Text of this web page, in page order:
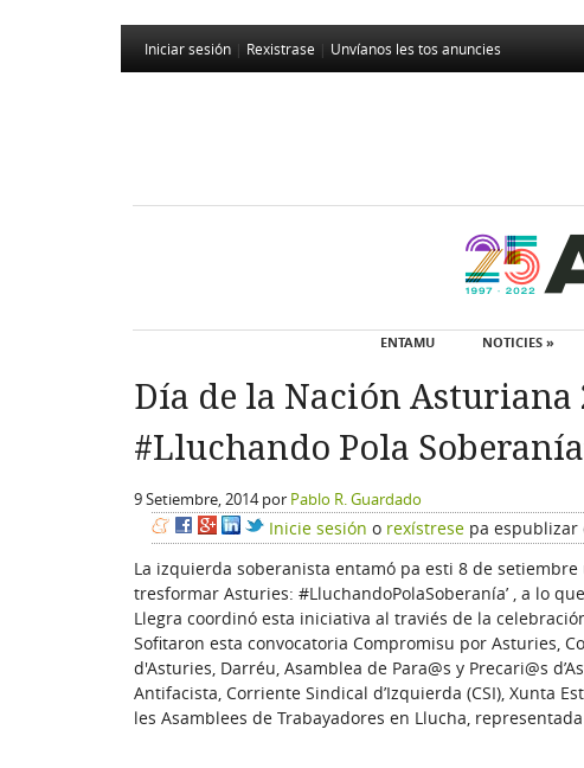
Iniciar sesión Rexistrase Unvíanos les tos anuncies
ENTAMU NOTICIES »
Día de la Nación
#Lluchando Pola
9 Setiembre, 2014por Pablo R. Guardado
Inicie sesión o rexístrese pa espublizar
La izquierda soberanista entamó pa esti 8 de
tresformar Asturies: #LluchandoPolaSoberanía’ , a lo
Llegra coordinó esta iniciativa al traviés de la
Sofitaron esta convocatoria Compromisu por Asturies,
d'Asturies, Darréu, Asamblea de Para@s y Precari@s
Antifacista, Corriente Sindical d’Izquierda (CSI), Xunta
les Asamblees de Trabayadores en Llucha,